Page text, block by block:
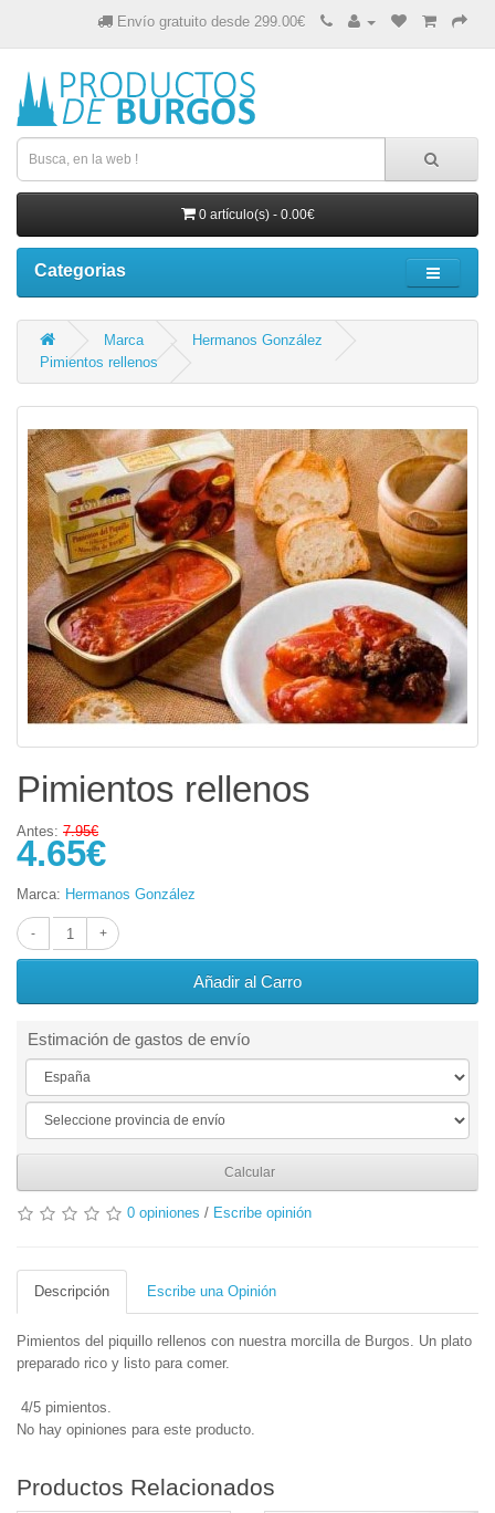
Envío gratuito desde 299.00€
0 artículo(s) - 0.00€
Categorias
Marca
Hermanos González
Pimientos rellenos
Pimientos rellenos
Antes: 7.95€
4.65€
Marca: Hermanos González
Añadir al Carro
Estimación de gastos de envío
Calcular
0 opiniones / Escribe opinión
Descripción Escribe una Opinión
Pimientos del piquillo rellenos con nuestra morcilla de Burgos. Un plato
preparado rico y listo para comer.
4/5 pimientos.
No hay opiniones para este producto.
Productos Relacionados